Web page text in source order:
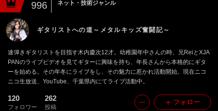
996 ネット・技術ジャンル
ギタリストへの道～メタルキッズ奮闘記～
速弾きギタリストを目指す木内慶次12才。幼稚園年中さんの時、兄ReiとXJA
PANのライブビデオを見てギターに興味を持ち、年長さんから本格的にギタ
ーを始める。その年冬にライブをし、その魅力に惹かれ活動開始。現在ニコ
ニコ生放送、YouTube、千葉県内にてライブ活動中。
120
フォロワー
262
投稿
フォロー